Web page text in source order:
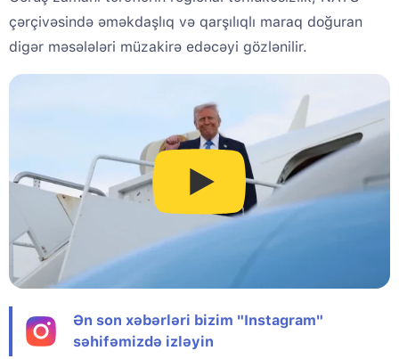
çərçivəsində əməkdaşlıq və qarşılıqlı maraq doğuran
digər məsələləri müzakirə edəcəyi gözlənilir.
Ən son xəbərləri bizim "Instagram"
səhifəmizdə izləyin